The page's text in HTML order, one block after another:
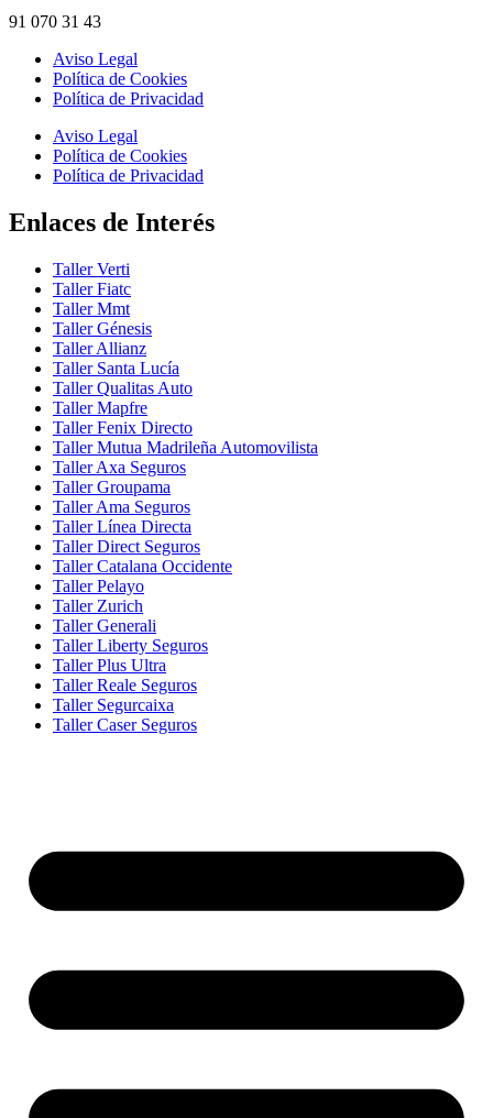
91 070 31 43
Aviso Legal
Política de Cookies
Política de Privacidad
Aviso Legal
Política de Cookies
Política de Privacidad
Enlaces de Interés
Taller Verti
Taller Fiatc
Taller Mmt
Taller Génesis
Taller Allianz
Taller Santa Lucía
Taller Qualitas Auto
Taller Mapfre
Taller Fenix Directo
Taller Mutua Madrileña Automovilista
Taller Axa Seguros
Taller Groupama
Taller Ama Seguros
Taller Línea Directa
Taller Direct Seguros
Taller Catalana Occidente
Taller Pelayo
Taller Zurich
Taller Generali
Taller Liberty Seguros
Taller Plus Ultra
Taller Reale Seguros
Taller Segurcaixa
Taller Caser Seguros